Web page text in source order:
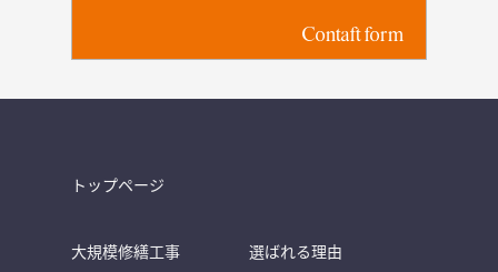
Contaft form
トップページ
大規模修繕工事 選ばれる理由